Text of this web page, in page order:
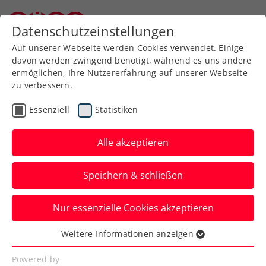
Zurück zur Newsübersicht
ITF Turniere
Australian Open:
Hauchdünne
Auftaktniederlage für
Behrmann
Die ÖTV-Nachwuchshoffnung verliert in
Melbourne in Runde eins erst im Tiebreak
des dritten Satzes.
Datenschutzeinstellungen
Auf unserer Webseite werden Cookies verwendet. Einige
davon werden zwingend benötigt, während es uns andere
ermöglichen, Ihre Nutzererfahrung auf unserer Webseite
zu verbessern.
Essenziell Statistiken
Alle akzeptieren
Speichern & schließen
Nur essenzielle Cookies akzeptieren
Essenziell
Essenzielle Cookies werden für grundlegende
Weitere Informationen anzeigen
Powered by